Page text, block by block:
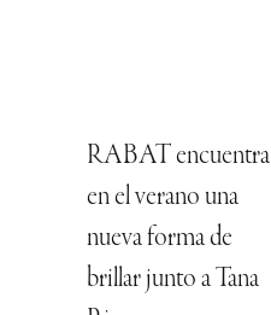
RABAT encuentra
en el verano una
nueva forma de
brillar junto a Tana